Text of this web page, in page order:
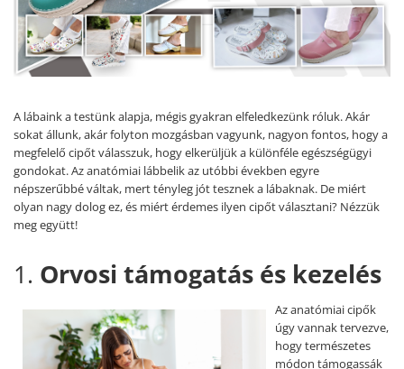
Női nyitott papucs - DOSS
Női szandál - DOSS
Férfi nyitott papucs - DOSS
Házi papucs - DOSS
MEDI+ LÁBBELI
Női csukott papucsok - Medi+
Ferfi csukott papucsok - Medi+
Női nyitott papucs - Medi+
Női szandál
Női csukott papucs - Leon
Férfi csukott papucs - Leon
Női nyitott papucs - Leon
Női szandál - Leon
A lábaink a testünk alapja, mégis gyakran elfeledkezünk róluk. Akár
sokat állunk, akár folyton mozgásban vagyunk, nagyon fontos, hogy a
megfelelő cipőt válasszuk, hogy elkerüljük a különféle egészségügyi
gondokat. Az anatómiai lábbelik az utóbbi években egyre
népszerűbbé váltak, mert tényleg jót tesznek a lábaknak. De miért
olyan nagy dolog ez, és miért érdemes ilyen cipőt választani? Nézzük
meg együtt!
1. Orvosi támogatás és kezelés
Az anatómiai cipők
úgy vannak tervezve,
hogy természetes
módon támogassák